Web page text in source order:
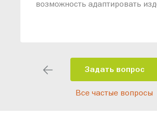
возможность адаптировать
помещения и личные пожелания.
Благодаря современному
высокотехнологичному
Задать вопрос
Все частые вопросы